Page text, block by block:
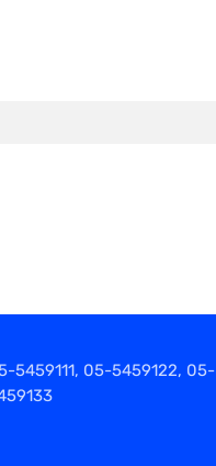
5459111, 05-5459122, 05-